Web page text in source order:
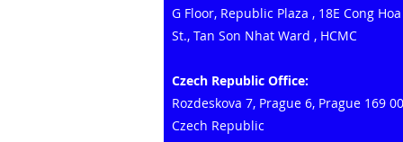
G Floor, Republic Plaza , 18E Cong Hoa
St., Tan Son Nhat Ward , HCMC
Czech Republic Office:
Rozdeskova 7, Prague 6, Prague 169 00
Czech Republic